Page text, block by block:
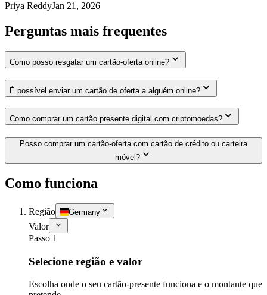
Priya ReddyJan 21, 2026
Perguntas mais frequentes
Como posso resgatar um cartão-oferta online?
É possível enviar um cartão de oferta a alguém online?
Como comprar um cartão presente digital com criptomoedas?
Posso comprar um cartão-oferta com cartão de crédito ou carteira
móvel?
Como funciona
Região Germany
Valor
Passo 1
Selecione região e valor
Escolha onde o seu cartão-presente funciona e o montante que